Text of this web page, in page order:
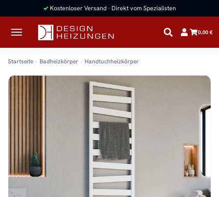
✓ Kostenloser Versand · Direkt vom Spezialisten
0,00 €
Startseite Badheizkörper Handtuchheizkörper